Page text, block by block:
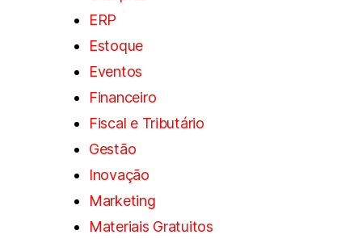
ERP
Estoque
Eventos
Financeiro
Fiscal e Tributário
Gestão
Inovação
Marketing
Materiais Gratuitos